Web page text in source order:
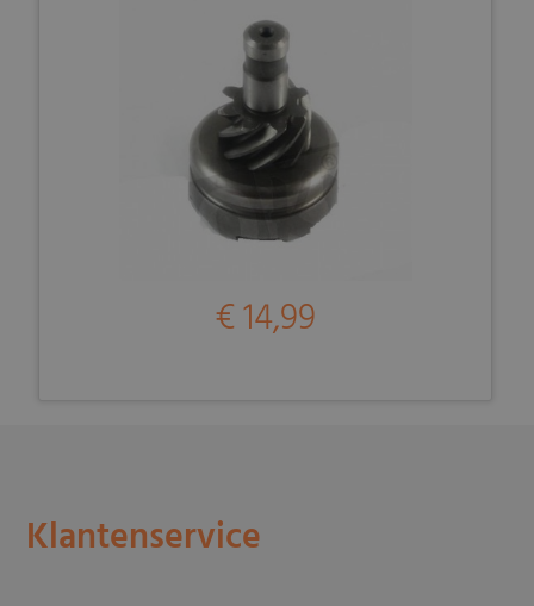
€ 14,99
Klantenservice